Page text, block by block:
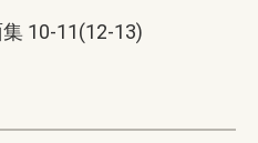
10-11(12-13)